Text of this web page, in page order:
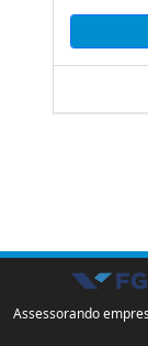
Assessorando